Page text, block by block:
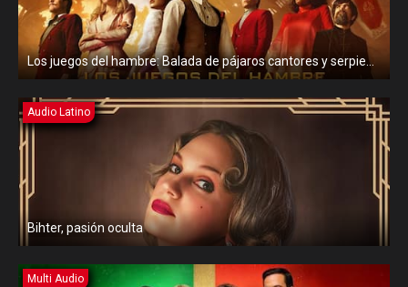
Los juegos del hambre: Balada de pájaros cantores y serpientes
Audio Latino
Bihter, pasión oculta
Multi Audio